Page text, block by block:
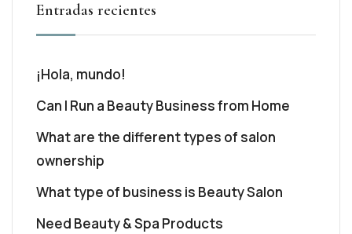
Entradas recientes
¡Hola, mundo!
Can I Run a Beauty Business from Home
What are the different types of salon
ownership
What type of business is Beauty Salon
Need Beauty & Spa Products